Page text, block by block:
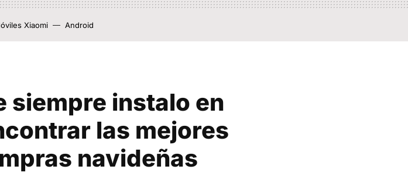
Xiaomi Android
siempre instalo en
las mejores
navideñas